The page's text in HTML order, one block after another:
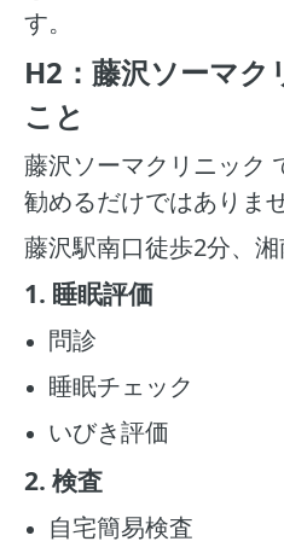
す。
H2：藤沢ソーマク
こと
藤沢ソーマクリニック
勧めるだけではありませ
藤沢駅南口徒歩2分、湘
1. 睡眠評価
問診
睡眠チェック
いびき評価
2. 検査
自宅簡易検査